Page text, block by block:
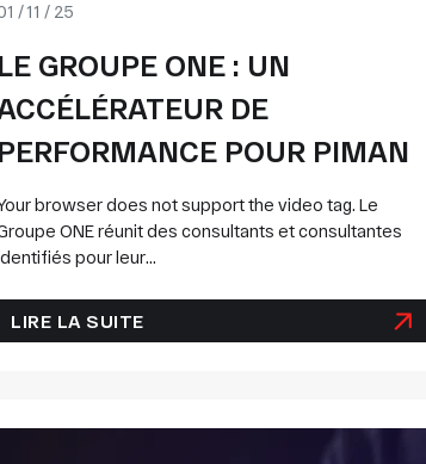
/ 11 / 25
LE GROUPE ONE : UN
DE
PERFORMANCE POUR PIMAN
browser does not support the video tag. Le
ONE réunit des consultants et consultantes
pour leur...
LIRE LA SUITE